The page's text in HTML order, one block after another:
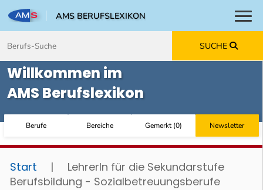
AMS BERUFSLEXIKON
SUCHE
Willkommen im
AMS Berufslexikon
Berufe Bereiche Gemerkt(0) Newsletter
Start |
LehrerIn für die Sekundarstufe
Berufsbildung - Sozialbetreuungsberufe